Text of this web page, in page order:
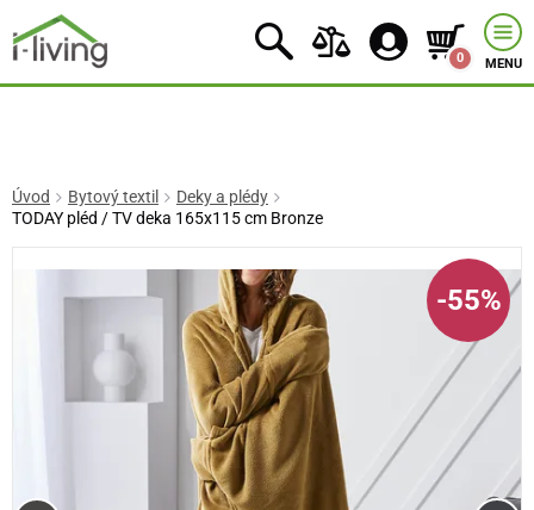
0 MENU
Úvod Bytový textil
Deky a plédy
TODAY pléd / TV deka 165x115 cm Bronze
-55%